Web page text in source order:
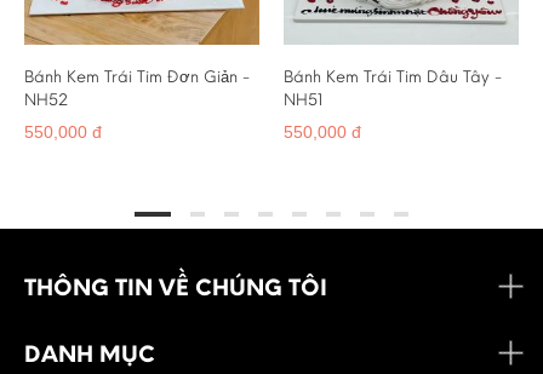
Bánh Kem Trái Tim Đơn Giản -
NH52
550,000 đ
Bánh Kem Trái Tim Dâu Tây -
NH51
550,000 đ
THÔNG TIN VỀ CHÚNG TÔI
DANH MỤC